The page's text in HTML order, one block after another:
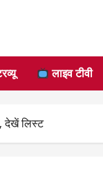
लाइव टीवी
देखें लिस्ट